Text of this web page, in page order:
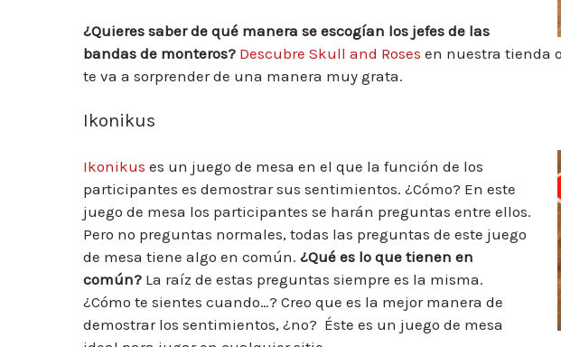
¿Quieres saber de qué manera se escogían los jefes de las
bandas de monteros? Descubre Skull and Roses en nuestra tienda
te va a sorprender de una manera muy grata.
Ikonikus
Ikonikus es un juego de mesa en el que la función de los
participantes es demostrar sus sentimientos. ¿Cómo? En este
juego de mesa los participantes se harán preguntas entre ellos.
Pero no preguntas normales, todas las preguntas de este juego
de mesa tiene algo en común. ¿Qué es lo que tienen en
común? La raíz de estas preguntas siempre es la misma.
¿Cómo te sientes cuando…? Creo que es la mejor manera de
demostrar los sentimientos, ¿no? Éste es un juego de mesa